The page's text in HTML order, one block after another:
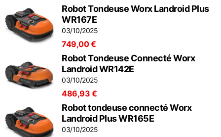
Robot Tondeuse Worx Landroid Plus
WR167E
03/10/2025
749,00 €
Robot Tondeuse Connecté Worx
Landroid WR142E
03/10/2025
486,93 €
Robot tondeuse connecté Worx
Landroid Plus WR165E
03/10/2025